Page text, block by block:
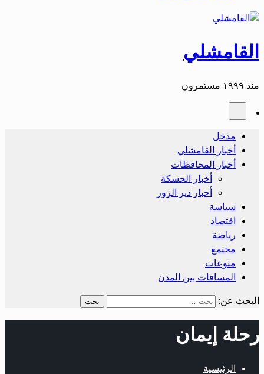
القامشلي
منذ ١٩٩٩ مستمرون
مدخل
أخبار القامشلي
أخبار المحافظات
أخبار الحسكة
أحبار دير الزور
سياسة
اقتصاد
رياضة
مجتمع
منوعات
المسافات بين المدن
البحث عن:
رحلة إيمان
الرئيسية